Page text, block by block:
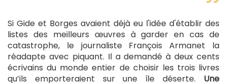
Si Gide et Borges avaient déjà eu l'idée d'établir des
listes des meilleurs œuvres à garder en cas de
catastrophe, le journaliste François Armanet la
réadapte avec piquant. Il a demandé à deux cents
écrivains du monde entier de choisir les trois livres
qu’ils emporteraient sur une île déserte. Une